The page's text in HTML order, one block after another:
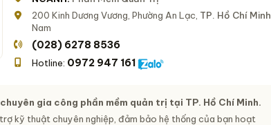
200 Kinh Dương Vương, Phường An Lạc, TP. Hồ Chí Minh
Nam
(028) 6278 8536
Hotline: 0972 947 161
gia công phần mềm quản trị tại TP. Hồ Chí Minh.
kỹ thuật chuyên nghiệp, đảm bảo hệ thống của bạn hoạt